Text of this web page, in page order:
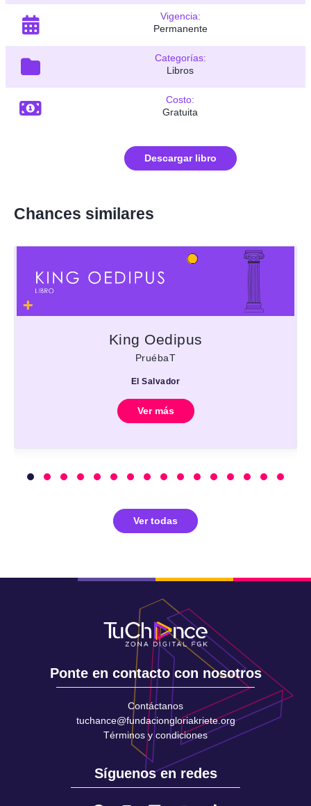
Vigencia:
Permanente
Categorías:
Libros
Costo:
Gratuita
Descargar libro
Chances similares
King Oedipus
PruébaT
El Salvador
Ver más
Ver todas
Ponte en contacto con nosotros
Contáctanos
tuchance@fundaciongloriakriete.org
Términos y condiciones
Síguenos en redes